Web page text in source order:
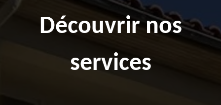
Découvrir nos
services